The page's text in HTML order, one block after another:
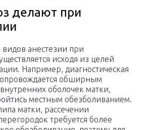
делают при
анестезии при
исходя из целей
Например, диагностическая
обширным
оболочек матки,
местным обезболиванием.
матки, рассечении
требуется более